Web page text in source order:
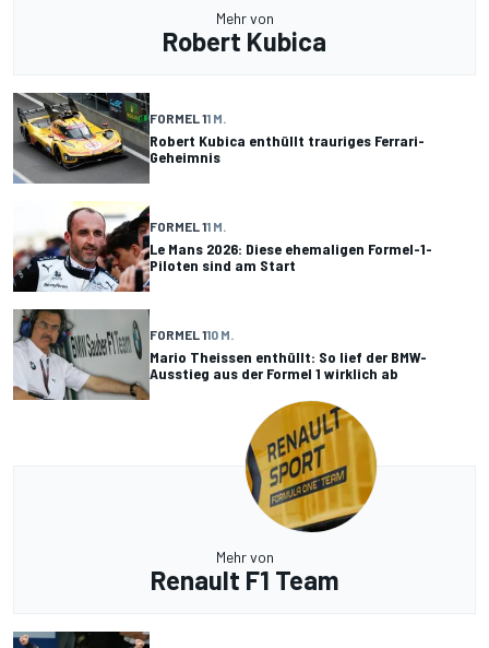
Mehr von
Robert Kubica
FORMEL 11 M.
Robert Kubica enthüllt trauriges Ferrari-
Geheimnis
FORMEL 11 M.
Le Mans 2026: Diese ehemaligen Formel-1-
Piloten sind am Start
FORMEL 110 M.
Mario Theissen enthüllt: So lief der BMW-
Ausstieg aus der Formel 1 wirklich ab
Mehr von
Renault F1 Team